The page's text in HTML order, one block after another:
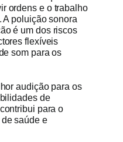
ordens e o trabalho
A poluição sonora
é um dos riscos
flexíveis
som para os
audição para os
de
para o
saúde e